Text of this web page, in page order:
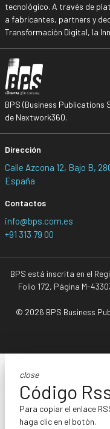
tecnológico. A través de
a fabricantes, partners y
Transformación Digital, la
BPS (Business
de Nextwork360.
Dirección
Calle Azcona 12, Bajo B,
España
Contactos
info@bps.com.es
+91 313 79 00
BPS está inscrita en el
Folio 172, Página M-
© 2026 BPS Business
close
Código
Para copiar el enlace
haga clic en el botón.